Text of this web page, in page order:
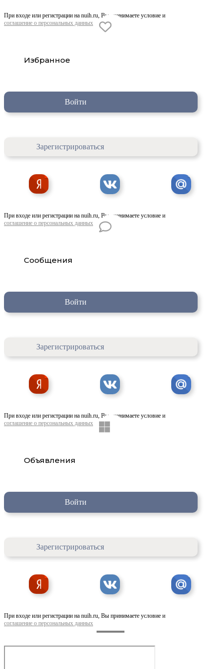
При входе или регистрации на nuih.ru, Вы принимаете условие и
соглашение о персональных данных
Избранное
Войти
Зарегистрироваться
При входе или регистрации на nuih.ru, Вы принимаете условие и
соглашение о персональных данных
Сообщения
Войти
Зарегистрироваться
При входе или регистрации на nuih.ru, Вы принимаете условие и
соглашение о персональных данных
Объявления
Войти
Зарегистрироваться
При входе или регистрации на nuih.ru, Вы принимаете условие и
соглашение о персональных данных